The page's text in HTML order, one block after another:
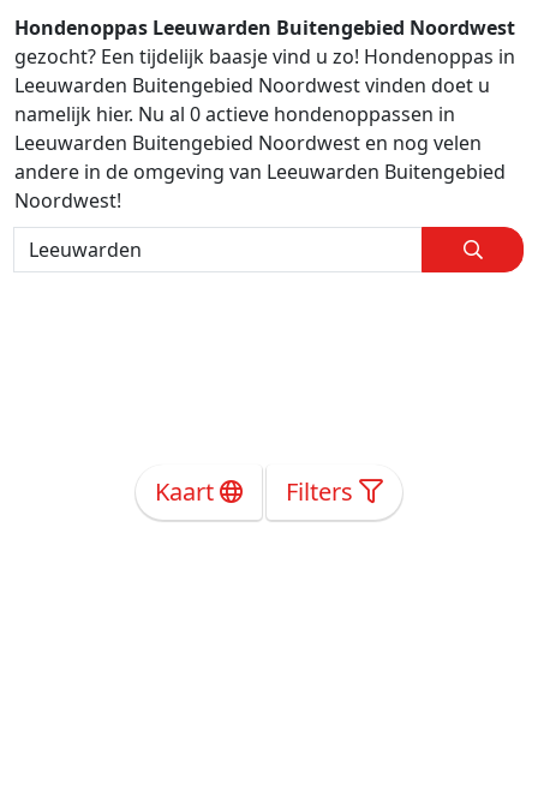
Hondenoppas Leeuwarden Buitengebied Noordwest
gezocht? Een tijdelijk baasje vind u zo! Hondenoppas in
Leeuwarden Buitengebied Noordwest vinden doet u
namelijk hier. Nu al 0 actieve hondenoppassen in
Leeuwarden Buitengebied Noordwest en nog velen
andere in de omgeving van Leeuwarden Buitengebied
Noordwest!
Kaart Filters